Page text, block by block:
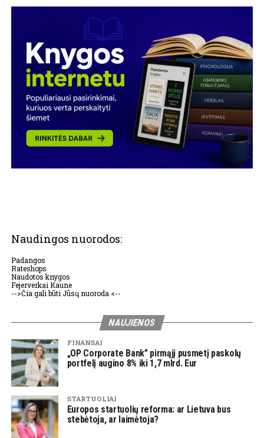
Naudingos nuorodos:
Padangos
Rateshops
Naudotos knygos
Fejerverkai Kaune
-->Čia gali būti Jūsų nuoroda <--
NAUJIENOS
FINANSAI
„OP Corporate Bank” pirmąjį pusmetį paskolų
portfelį augino 8% iki 1,7 mlrd. Eur
STARTUOLIAI
Europos startuolių reforma: ar Lietuva bus
stebėtoja, ar laimėtoja?